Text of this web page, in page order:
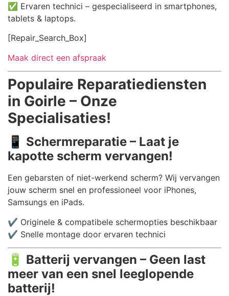
✅ Ervaren technici – gespecialiseerd in smartphones,
tablets & laptops.
[Repair_Search_Box]
Maak direct een afspraak
Populaire Reparatiediensten
in Goirle – Onze
Specialisaties!
📱 Schermreparatie – Laat je
kapotte scherm vervangen!
Een gebarsten of niet-werkend scherm? Wij vervangen
jouw scherm snel en professioneel voor iPhones,
Samsungs en iPads.
✔️ Originele & compatibele schermopties beschikbaar
✔️ Snelle montage door ervaren technici
🔋 Batterij vervangen – Geen last
meer van een snel leeglopende
batterij!